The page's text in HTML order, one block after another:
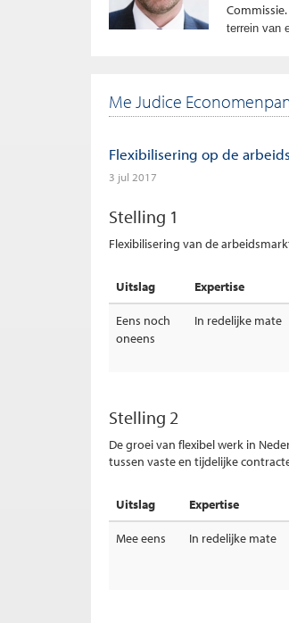
Commissie.
terrein van
Me Judice
Flexibilisering op de
3 jul 2017
Stelling 1
Flexibilisering van de
Uitslag Expertise
Eens noch
oneens
In redelijke mate
Stelling 2
De groei van flexibel werk in
tussen vaste en tijdelijke
Uitslag Expertise
Mee eens In redelijke mate